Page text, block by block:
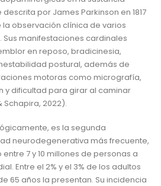
descrita por James Parkinson en 1817
la observación clínica de varios
Sus manifestaciones cardinales
en reposo, bradicinesia,
postural, además de
motoras como micrografía,
y dificultad para girar al caminar
Schapira, 2022).
es la segunda
neurodegenerativa más frecuente,
7 y 10 millones de personas a
Entre el 2% y el 3% de los adultos
65 años la presentan. Su incidencia